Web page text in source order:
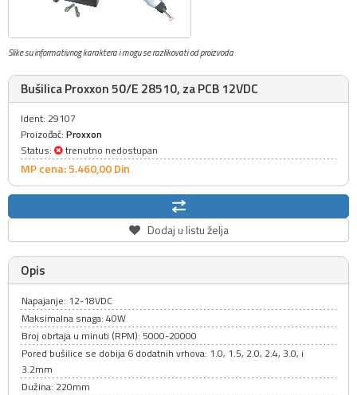
Slike su informativnog karaktera i mogu se razlikovati od proizvoda
Bušilica Proxxon 50/E 28510, za PCB 12VDC
Ident: 29107
Proizođač: Proxxon
Status:
trenutno nedostupan
MP cena: 5.460,00Din
Dodaj u listu želja
Opis
Napajanje: 12-18VDC
Maksimalna snaga: 40W
Broj obrtaja u minuti (RPM): 5000-20000
Pored bušilice se dobija 6 dodatnih vrhova: 1.0, 1.5, 2.0, 2.4, 3.0, i
3.2mm
Dužina: 220mm